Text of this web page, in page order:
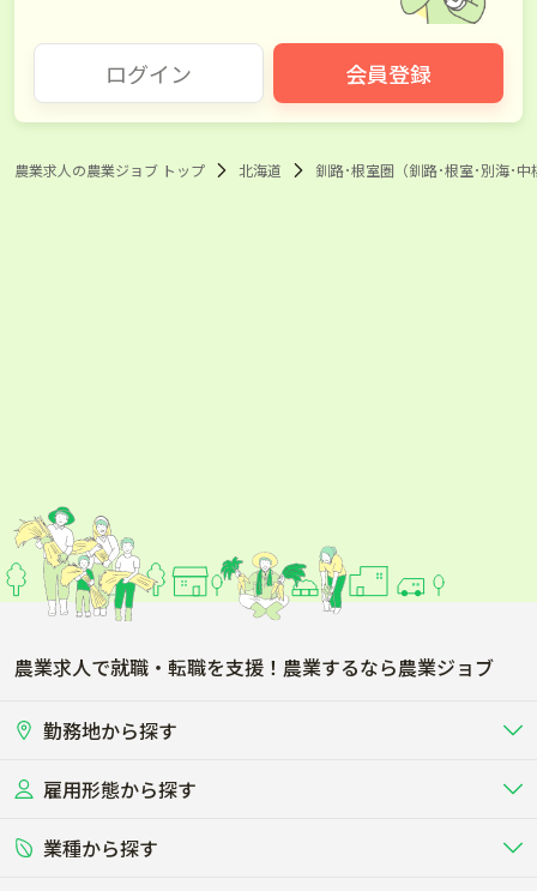
川上郡標茶町 川上郡弟子屈町
野付郡別海町 標津郡中標津町
目梨郡羅臼町
ログイン 会員登録
農業求人の農業ジョブ トップ 北海道 釧路･根室圏（釧路･根室･別海･中
農業求人で就職・転職を支援！農業するなら農業ジョブ
勤務地から探す
北海道
関東
雇用形態から探す
正社員 バイト・アルバイト・パート
業種から探す